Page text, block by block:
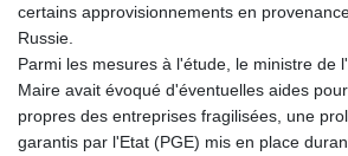
certains approvisionnements en
Russie.
Parmi les mesures à l'étude, le ministre de
Maire avait évoqué d'éventuelles aides
propres des entreprises fragilisées, une
garantis par l'Etat (PGE) mis en place